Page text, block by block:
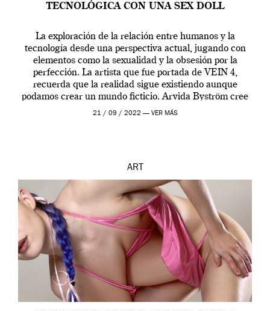
TECNOLÓGICA CON UNA SEX DOLL
La exploración de la relación entre humanos y la
tecnología desde una perspectiva actual, jugando con
elementos como la sexualidad y la obsesión por la
perfección. La artista que fue portada de VEIN 4,
recuerda que la realidad sigue existiendo aunque
podamos crear un mundo ficticio. Arvida Byström cree
que los humanos tienen un complejo […]
21 / 09 / 2022 — VER MÁS
ART